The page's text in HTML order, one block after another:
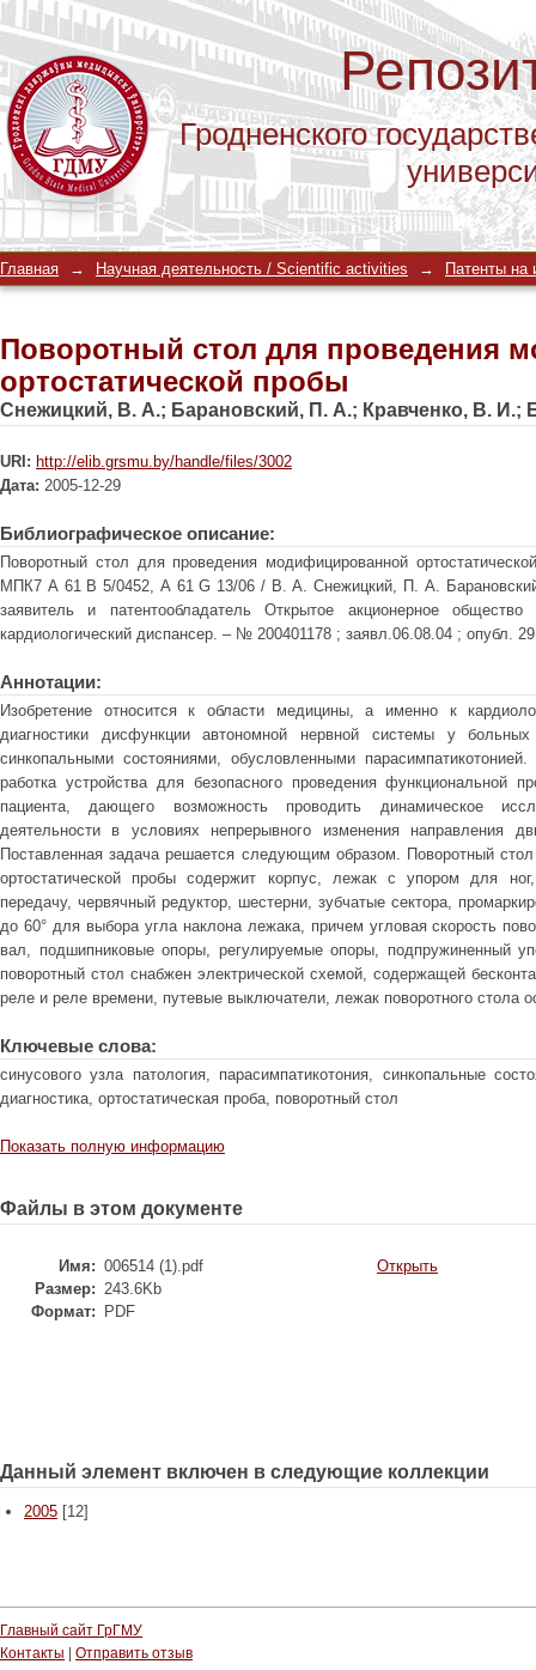
Гродненского
Поворотный стол для проведения
пробы
Главная → Научная деятельность / Scientific activities → Патенты на
Поворотный стол для проведения
ортостатической пробы
Снежицкий, В. А.; Барановский, П. А.; Кравченко, В. И.;
URI: http://elib.grsmu.by/handle/files/3002
Дата: 2005-12-29
Библиографическое описание:
Поворотный стол для проведения модифицированной
МПК7 А 61 В 5/0452, А 61 G 13/06 / В. А. Снежицкий, П. А.
заявитель и патентообладатель Открытое акционерное общество
кардиологический диспансер. – № 200401178 ; заявл.06.08.04 ; опубл.
Аннотации:
Изобретение относится к области медицины, а именно к
диагностики дисфункции автономной нервной системы у
синкопальными состояниями, обусловленными
работка устройства для безопасного проведения функциональной
пациента, дающего возможность проводить динамическое
деятельности в условиях непрерывного изменения направления
Поставленная задача решается следующим образом. Поворотный
ортостатической пробы содержит корпус, лежак с упором для ног,
передачу, червячный редуктор, шестерни, зубчатые сектора,
до 60° для выбора угла наклона лежака, причем угловая скорость
вал, подшипниковые опоры, регулируемые опоры, подпружиненный
поворотный стол снабжен электрической схемой, содержащей
реле и реле времени, путевые выключатели, лежак поворотного
Ключевые слова:
синусового узла патология, парасимпатикотония, синкопальные
диагностика, ортостатическая проба, поворотный стол
Показать полную информацию
Файлы в этом документе
Имя: 006514 (1).pdf
Размер: 243.6Kb
Формат:
PDF
Открыть
Данный элемент включен в следующие коллекции
2005 [12]
Главный сайт ГрГМУ
Контакты
Отправить отзыв